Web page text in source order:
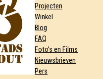
Projecten
Winkel
Blog
FAQ
Foto’s en Films
Nieuwsbrieven
Pers